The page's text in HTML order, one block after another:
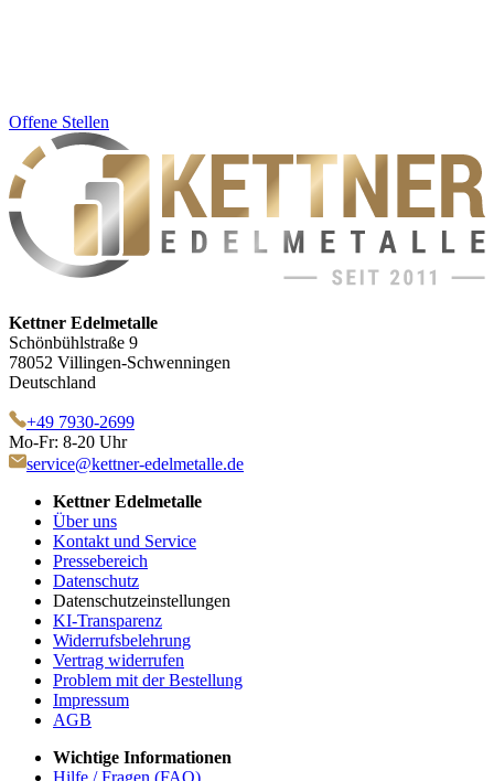
Offene Stellen
Kettner Edelmetalle
Schönbühlstraße 9
78052 Villingen-Schwenningen
Deutschland
+49 7930-2699
Mo-Fr: 8-20 Uhr
service@kettner-edelmetalle.de
Kettner Edelmetalle
Über uns
Kontakt und Service
Pressebereich
Datenschutz
Datenschutzeinstellungen
KI-Transparenz
Widerrufsbelehrung
Vertrag widerrufen
Problem mit der Bestellung
Impressum
AGB
Wichtige Informationen
Hilfe / Fragen (FAQ)